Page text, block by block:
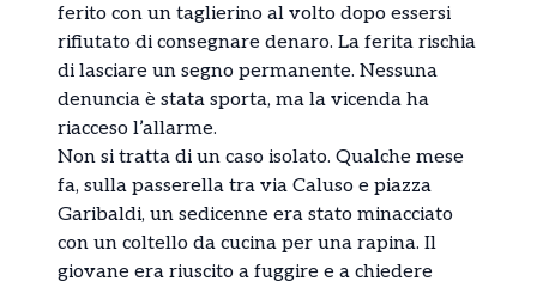
ferito con un taglierino al volto dopo essersi
rifiutato di consegnare denaro. La ferita rischia
di lasciare un segno permanente. Nessuna
denuncia è stata sporta, ma la vicenda ha
riacceso l’allarme.
Non si tratta di un caso isolato. Qualche mese
fa, sulla passerella tra via Caluso e piazza
Garibaldi, un sedicenne era stato minacciato
con un coltello da cucina per una rapina. Il
giovane era riuscito a fuggire e a chiedere